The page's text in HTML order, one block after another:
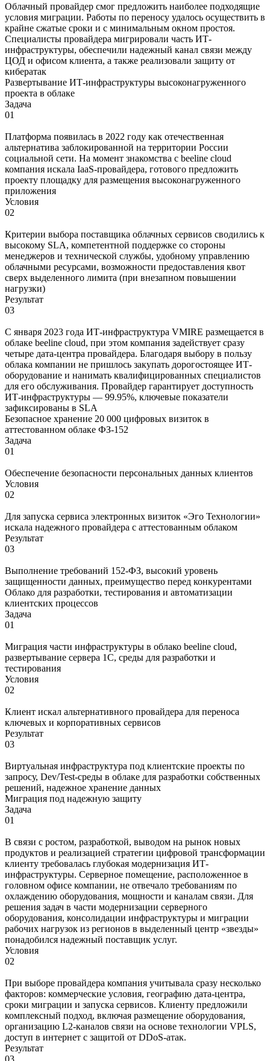
Облачный провайдер смог предложить наиболее подходящие
условия миграции. Работы по переносу удалось осуществить в
крайне сжатые сроки и с минимальным окном простоя.
Специалисты провайдера мигрировали часть ИТ-
инфраструктуры, обеспечили надежный канал связи между
ЦОД и офисом клиента, а также реализовали защиту от
кибератак
Развертывание ИТ-инфраструктуры высоконагруженного
проекта в облаке
Задача
01
Платформа появилась в 2022 году как отечественная
альтернатива заблокированной на территории России
социальной сети. На момент знакомства с beeline cloud
компания искала IaaS-провайдера, готового предложить
проекту площадку для размещения высоконагруженного
приложения
Условия
02
Критерии выбора поставщика облачных сервисов сводились к
высокому SLA, компетентной поддержке со стороны
менеджеров и технической службы, удобному управлению
облачными ресурсами, возможности предоставления квот
сверх выделенного лимита (при внезапном повышении
нагрузки)
Результат
03
C января 2023 года ИТ-инфраструктура VMIRE размещается в
облаке beeline cloud, при этом компания задействует сразу
четыре дата-центра провайдера. Благодаря выбору в пользу
облака компании не пришлось закупать дорогостоящее ИТ-
оборудование и нанимать квалифицированных специалистов
для его обслуживания. Провайдер гарантирует доступность
ИТ-инфраструктуры — 99.95%, ключевые показатели
зафиксированы в SLA
Безопасное хранение 20 000 цифровых визиток в
аттестованном облаке ФЗ-152
Задача
01
Обеспечение безопасности персональных данных клиентов
Условия
02
Для запуска сервиса электронных визиток «Эго Технологии»
искала надежного провайдера с аттестованным облаком
Результат
03
Выполнение требований 152-ФЗ, высокий уровень
защищенности данных, преимущество перед конкурентами
Облако для разработки, тестирования и автоматизации
клиентских процессов
Задача
01
Миграция части инфраструктуры в облако beeline cloud,
развертывание сервера 1С, среды для разработки и
тестирования
Условия
02
Клиент искал альтернативного провайдера для переноса
ключевых и корпоративных сервисов
Результат
03
Виртуальная инфраструктура под клиентские проекты по
запросу, Dev/Test-среды в облаке для разработки собственных
решений, надежное хранение данных
Миграция под надежную защиту
Задача
01
В связи с ростом, разработкой, выводом на рынок новых
продуктов и реализацией стратегии цифровой трансформации
клиенту требовалась глубокая модернизация ИТ-
инфраструктуры. Серверное помещение, расположенное в
головном офисе компании, не отвечало требованиям по
охлаждению оборудования, мощности и каналам связи. Для
решения задач в части модернизации серверного
оборудования, консолидации инфраструктуры и миграции
рабочих нагрузок из регионов в выделенный центр «звезды»
понадобился надежный поставщик услуг.
Условия
02
При выборе провайдера компания учитывала сразу несколько
факторов: коммерческие условия, географию дата-центра,
сроки миграции и запуска сервисов. Клиенту предложили
комплексный подход, включая размещение оборудования,
организацию L2-каналов связи на основе технологии VPLS,
доступ в интернет с защитой от DDoS-атак.
Результат
03